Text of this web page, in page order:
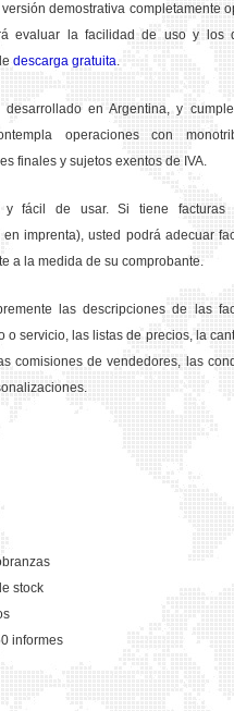
demostrativa completamente
evaluar la facilidad de uso y los
descarga gratuita.
desarrollado en Argentina, y
operaciones con
finales y sujetos exentos de IVA.
y fácil de usar. Si tiene facturas
imprenta), usted podrá adecuar
a la medida de su comprobante.
las descripciones de las
o servicio, las listas de precios, la
comisiones de vendedores, las
stock
informes